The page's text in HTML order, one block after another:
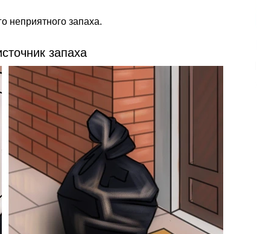
неприятного запаха.
запаха